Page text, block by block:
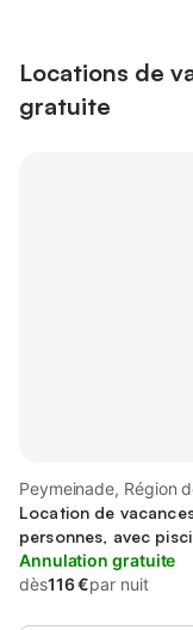
Locations de
gratuite
Peymeinade, Région
Location de
personnes, avec
et balcon
Annulation gratuite
dès116 €par nuit